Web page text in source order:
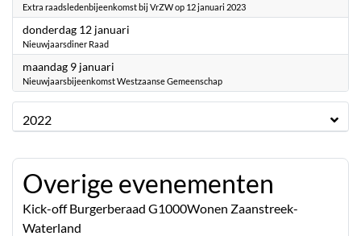
Extra raadsledenbijeenkomst bij VrZW op 12 januari 2023
donderdag 12 januari
Nieuwjaarsdiner Raad
maandag 9 januari
Nieuwjaarsbijeenkomst Westzaanse Gemeenschap
2022
Overige evenementen
Kick-off Burgerberaad G1000Wonen Zaanstreek-
Waterland